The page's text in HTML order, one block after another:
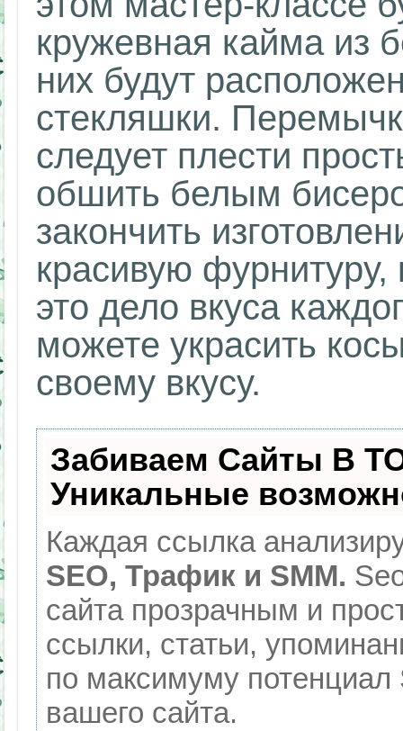
кружевная кайма из
них будут
стекляшки.
следует плести
обшить белым
закончить
красивую
это дело вкуса
можете украсить
своему вкусу.
Забиваем Сайты В
Уникальные
Каждая ссылка
SEO, Трафик и SMM.
сайта прозрачным и
ссылки, статьи,
по максимуму
вашего сайта.